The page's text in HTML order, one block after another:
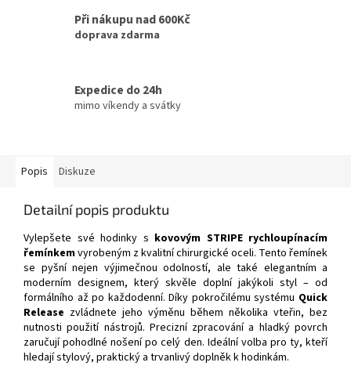
Při nákupu nad 600Kč
doprava zdarma
Expedice do 24h
mimo víkendy a svátky
Popis Diskuze
Detailní popis produktu
Vylepšete své hodinky s kovovým STRIPE rychloupínacím
řemínkemvyrobeným z kvalitní chirurgické oceli. Tento řemínek
se pyšní nejen výjimečnou odolností, ale také elegantním a
moderním designem, který skvěle doplní jakýkoli styl – od
formálního až po každodenní. Díky pokročilému systému Quick
Release zvládnete jeho výměnu během několika vteřin, bez
nutnosti použití nástrojů. Precizní zpracování a hladký povrch
zaručují pohodlné nošení po celý den. Ideální volba pro ty, kteří
hledají stylový, praktický a trvanlivý doplněk k hodinkám.